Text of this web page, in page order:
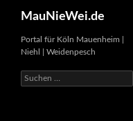
MauNieWei.de
Portal für Köln Mauenheim |
Niehl | Weidenpesch
Suchen
nach: